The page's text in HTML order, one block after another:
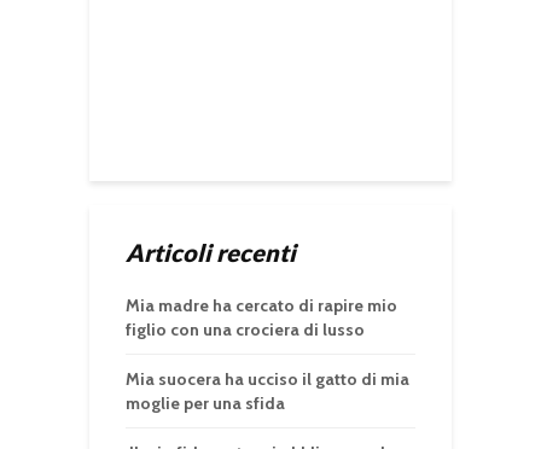
Articoli recenti
Mia madre ha cercato di rapire mio
figlio con una crociera di lusso
Mia suocera ha ucciso il gatto di mia
moglie per una sfida